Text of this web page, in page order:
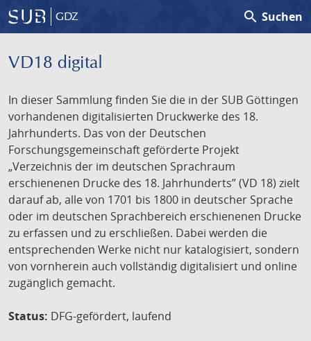
GDZ search Suchen
VD18 digital
In dieser Sammlung finden Sie die in der SUB Göttingen
vorhandenen digitalisierten Druckwerke des 18.
Jahrhunderts. Das von der Deutschen
Forschungsgemeinschaft geförderte Projekt
„Verzeichnis der im deutschen Sprachraum
erschienenen Drucke des 18. Jahrhunderts” (VD 18) zielt
darauf ab, alle von 1701 bis 1800 in deutscher Sprache
oder im deutschen Sprachbereich erschienenen Drucke
zu erfassen und zu erschließen. Dabei werden die
entsprechenden Werke nicht nur katalogisiert, sondern
von vornherein auch vollständig digitalisiert und online
zugänglich gemacht.
Status: DFG-gefördert, laufend